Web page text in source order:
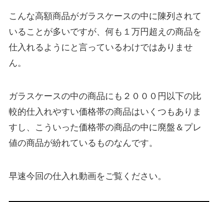
こんな高額商品がガラスケースの中に陳列されて
いることが多いですが、何も１万円超えの商品を
仕入れるようにと言っているわけではありませ
ん。
ガラスケースの中の商品にも２０００円以下の比
較的仕入れやすい価格帯の商品はいくつもありま
すし、こういった価格帯の商品の中に廃盤＆プレ
値の商品が紛れているものなんです。
早速今回の仕入れ動画をご覧ください。